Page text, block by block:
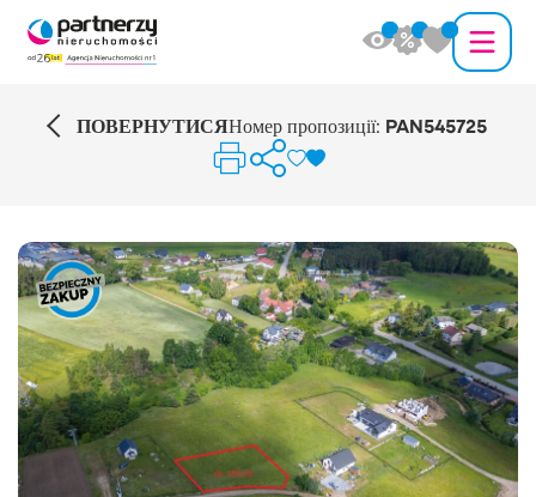
ПОВЕРНУТИСЯНомер пропозиції: PAN545725